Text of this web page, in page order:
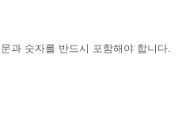
과 숫자를 반드시 포함해야 합니다.